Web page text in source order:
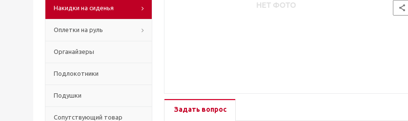
Накидки на сиденья
Оплетки на руль
Органайзеры
Подлокотники
Подушки
Сопутствующий товар
Задать вопрос